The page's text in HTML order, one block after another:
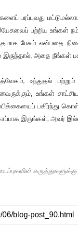
பரப்புவது
பற்றிய உங்கள்
பேசும் என்பதை
இருந்தால், அதை நீங்கள்
உந்துதல்
உங்கள்
பகிர்ந்து
இருங்கள், அவர்
படைப்புகளின்